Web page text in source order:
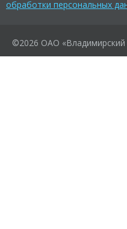
обработки персональных
©2026 ОАО «Владимирский